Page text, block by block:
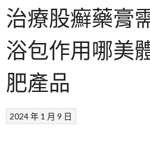
治療股癬藥膏
浴包作用哪美
肥產品
2024 年 1 月 9 日